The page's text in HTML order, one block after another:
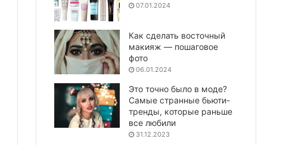
07.01.2024
Как сделать восточный
макияж — пошаговое
фото
06.01.2024
Это точно было в моде?
Самые странные бьюти-
тренды, которые раньше
все любили
31.12.2023